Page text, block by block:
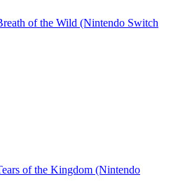
of the Wild (Nintendo Switch
of the Kingdom (Nintendo